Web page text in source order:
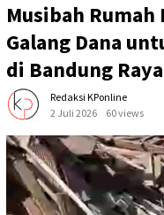
Musibah Rumah
Galang Dana
di Bandung Raya
Redaksi KPonline
2 Juli 2026
60 views